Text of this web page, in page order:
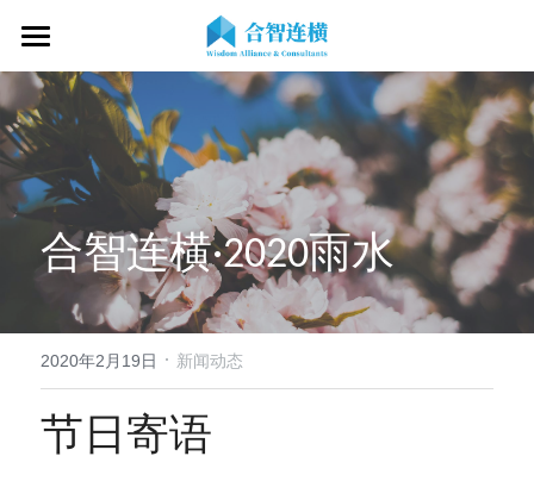
首页
关于我们
关于我们
OKR专家
战略伙伴
客户见证
专业服务
OKR服务体系
OKR系统落地陪跑
OKR战略解码
OKR工作坊/定制培训
OKR教练认证
了解COC
OKR证书查询
学习资源
专家视频
专业书籍
新闻动态
搜索
合智连横·2020雨水
2020年2月19日 · 新闻动态
节日寄语